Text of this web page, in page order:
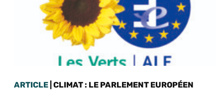
ARTICLE | CLIMAT : LE PARLEMENT EUROPÉEN